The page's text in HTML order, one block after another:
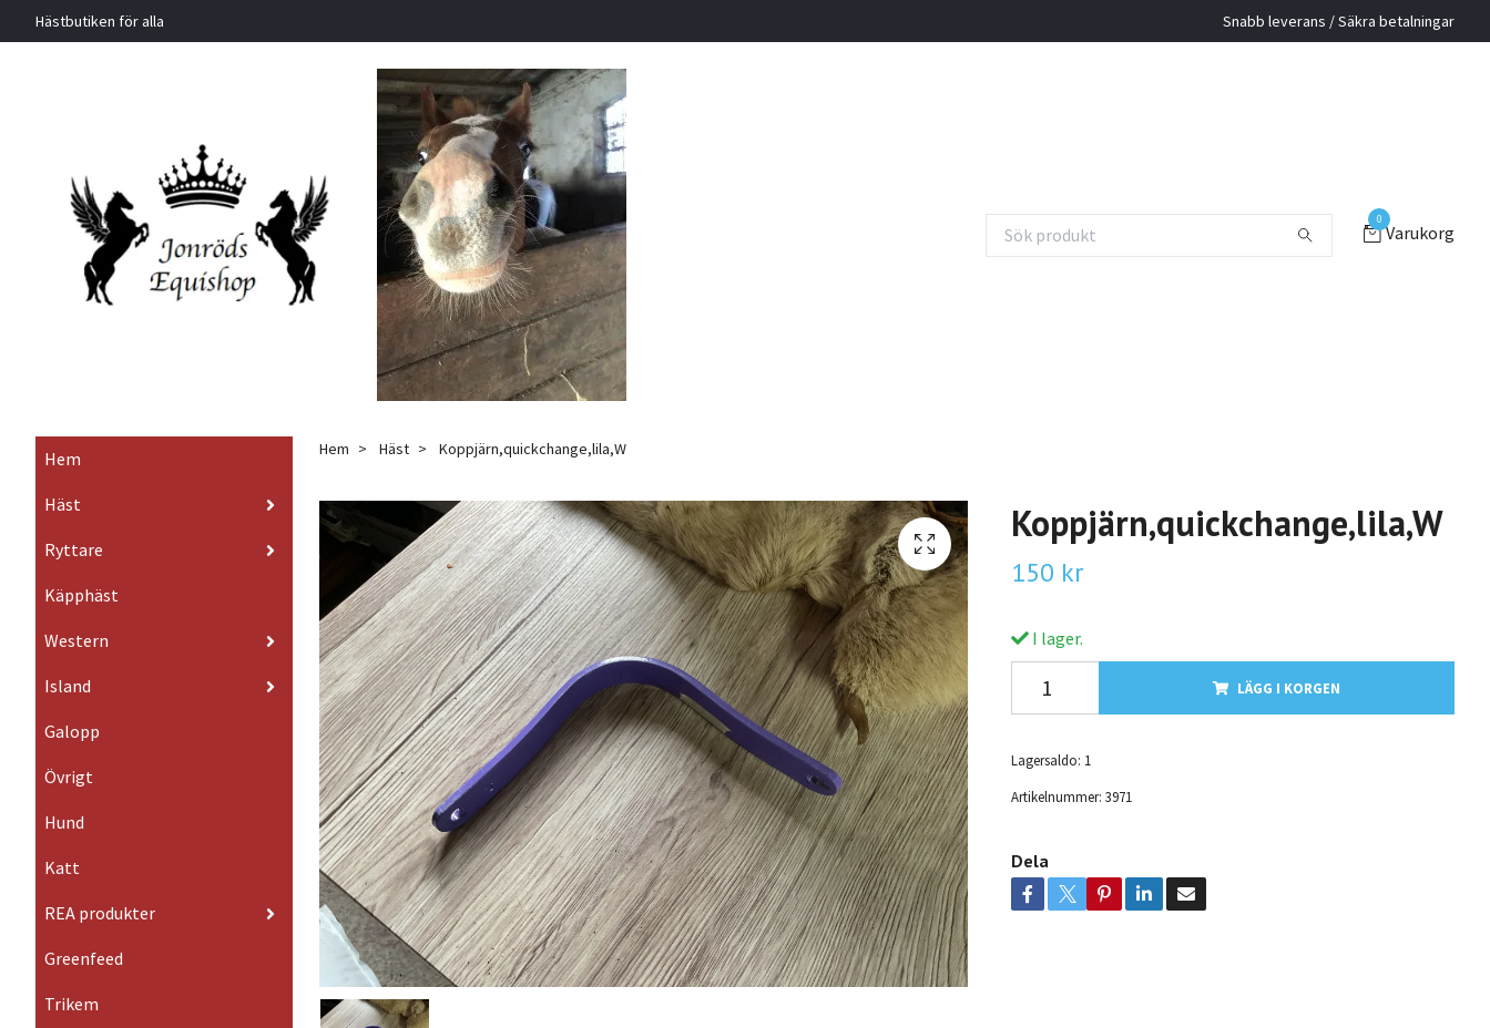
Hästbutiken för alla Snabb leverans / Säkra betalningar
0
Varukorg
Hem
Häst
Ryttare
Käpphäst
Western
Island
Galopp
Övrigt
Hund
Katt
REA produkter
Greenfeed
Trikem
Hem Häst Koppjärn,quickchange,lila,W
Koppjärn,quickchange,lila,W
150 kr
I lager.
LÄGG I KORGEN
Lagersaldo: 1
Artikelnummer: 3971
Dela